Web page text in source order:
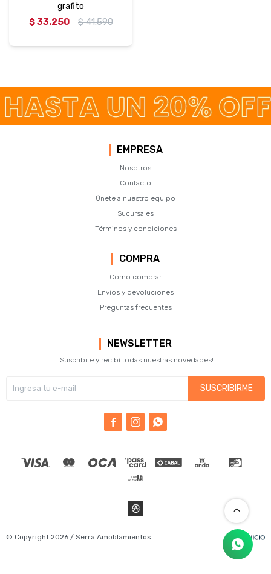
grafito
$33.250 $ 41.590
EMPRESA
Nosotros
Contacto
Únete a nuestro equipo
Sucursales
Términos y condiciones
COMPRA
Como comprar
Envíos y devoluciones
Preguntas frecuentes
NEWSLETTER
¡Suscribite y recibí todas nuestras novedades!
SUSCRIBIRME
  
© Copyright 2026 / Serra Amoblamientos